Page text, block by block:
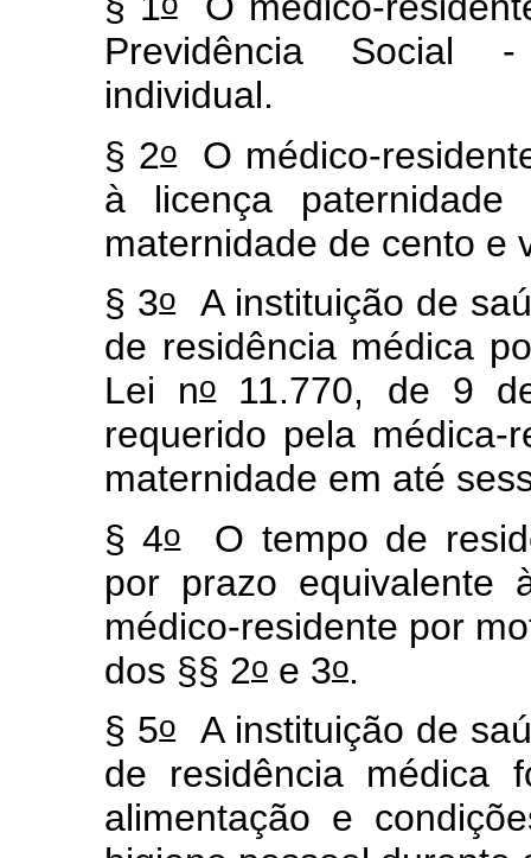
Previdência Social
individual.
§ 2oO médico-
à licença
maternidade de cento e
§ 3oA instituição de
de residência médica
Lei no11.770, de 9
requerido pela
maternidade em até
§ 4oO tempo de
por prazo equivalente
médico-residente por
dos §§ 2o e 3o.
§ 5oA instituição de
de residência médica
alimentação e